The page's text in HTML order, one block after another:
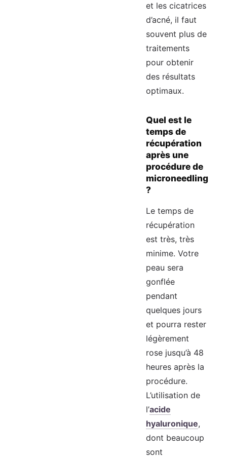
et les cicatrices
d’acné, il faut
souvent plus de
traitements
pour obtenir
des résultats
optimaux.
Quel est le
temps de
récupération
après une
procédure de
microneedling
?
Le temps de
récupération
est très, très
minime. Votre
peau sera
gonflée
pendant
quelques jours
et pourra rester
légèrement
rose jusqu’à 48
heures après la
procédure.
L’utilisation de
l’acide
hyaluronique,
dont beaucoup
sont